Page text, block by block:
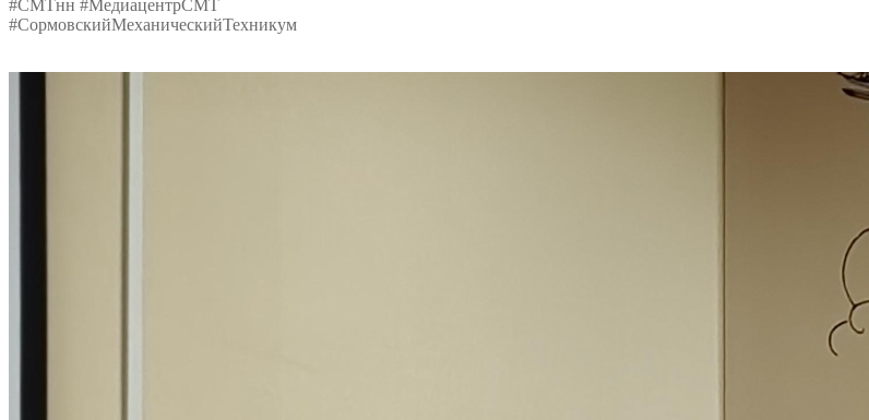
#СМТнн #МедиацентрСМТ
#СормовскийМеханическийТехникум